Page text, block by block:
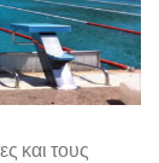
και τους